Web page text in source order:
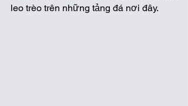
leo trèo trên những tảng đá nơi đây.